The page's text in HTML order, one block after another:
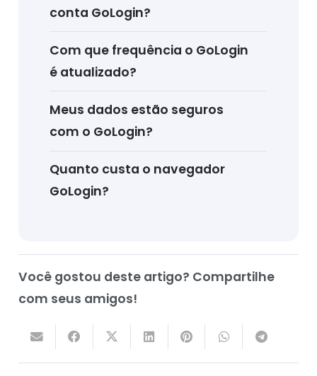
conta GoLogin?
Com que frequência o GoLogin
é atualizado?
Meus dados estão seguros
com o GoLogin?
Quanto custa o navegador
GoLogin?
Você gostou deste artigo? Compartilhe
com seus amigos!